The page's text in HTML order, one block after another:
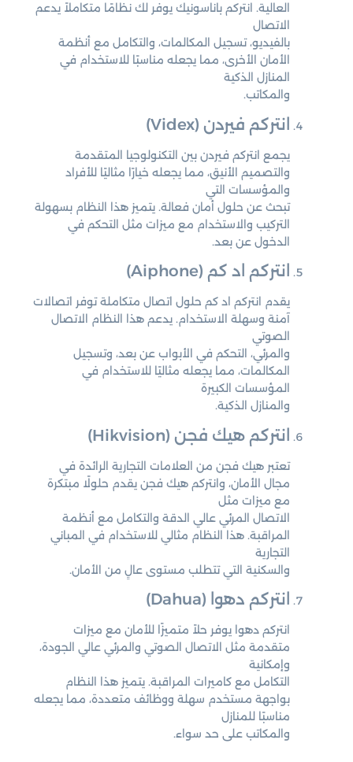
العالية. انتركم باناسونيك يوفر لك نظامًا متكاملاً يدعم
الاتصال
بالفيديو، تسجيل المكالمات، والتكامل مع أنظمة
الأمان الأخرى، مما يجعله مناسبًا للاستخدام في
المنازل الذكية
والمكاتب.
انتركم فيردن (Videx)
يجمع انتركم فيردن بين التكنولوجيا المتقدمة
والتصميم الأنيق، مما يجعله خيارًا مثاليًا للأفراد
والمؤسسات التي
تبحث عن حلول أمان فعالة. يتميز هذا النظام بسهولة
التركيب والاستخدام مع ميزات مثل التحكم في
الدخول عن بعد.
انتركم اد كم (Aiphone)
يقدم انتركم اد كم حلول اتصال متكاملة توفر اتصالات
آمنة وسهلة الاستخدام. يدعم هذا النظام الاتصال
الصوتي
والمرئي، التحكم في الأبواب عن بعد، وتسجيل
المكالمات، مما يجعله مثاليًا للاستخدام في
المؤسسات الكبيرة
والمنازل الذكية.
انتركم هيك فجن (Hikvision)
تعتبر هيك فجن من العلامات التجارية الرائدة في
مجال الأمان، وانتركم هيك فجن يقدم حلولًا مبتكرة
مع ميزات مثل
الاتصال المرئي عالي الدقة والتكامل مع أنظمة
المراقبة. هذا النظام مثالي للاستخدام في المباني
التجارية
والسكنية التي تتطلب مستوى عالٍ من الأمان.
انتركم دهوا (Dahua)
انتركم دهوا يوفر حلاً متميزًا للأمان مع ميزات
متقدمة مثل الاتصال الصوتي والمرئي عالي الجودة،
وإمكانية
التكامل مع كاميرات المراقبة. يتميز هذا النظام
بواجهة مستخدم سهلة ووظائف متعددة، مما يجعله
مناسبًا للمنازل
والمكاتب على حد سواء.